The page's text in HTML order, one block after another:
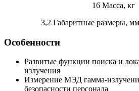
16 Масса, кг
3,2 Габаритные размеры,
Особенности
Развитые функции поиска и
излучения
Измерение МЭД гамма-
безопасности персонала